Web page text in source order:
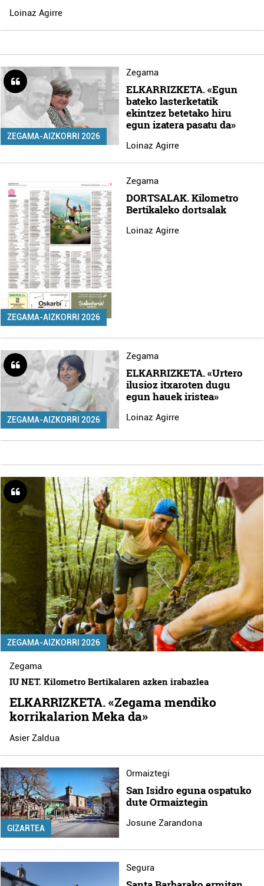
Loinaz Agirre
ZEGAMA-AIZKORRI 2026
Zegama
ELKARRIZKETA. «Egun
bateko lasterketatik
ekintzez betetako hiru
egun izatera pasatu da»
Loinaz Agirre
ZEGAMA-AIZKORRI 2026
Zegama
DORTSALAK. Kilometro
Bertikaleko dortsalak
Loinaz Agirre
ZEGAMA-AIZKORRI 2026
Zegama
ELKARRIZKETA. «Urtero
ilusioz itxaroten dugu
egun hauek iristea»
Loinaz Agirre
ZEGAMA-AIZKORRI 2026
Zegama
IU NET. Kilometro Bertikalaren azken irabazlea
ELKARRIZKETA. «Zegama mendiko
korrikalarion Meka da»
Asier Zaldua
GIZARTEA
Ormaiztegi
San Isidro eguna ospatuko
dute Ormaiztegin
Josune Zarandona
Segura